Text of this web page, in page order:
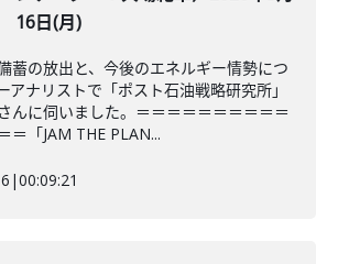
16日(月)
蓄の放出と、今後のエネルギー情勢につ
アナリストで「ポスト石油戦略研究所」
んに伺いました。＝＝＝＝＝＝＝＝＝＝
＝「JAM THE PLAN...
|00:09:21